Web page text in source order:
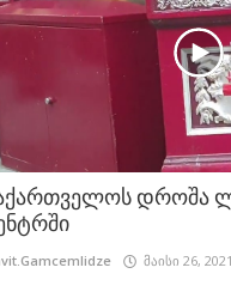
დროშა
მაისი 26, 2021